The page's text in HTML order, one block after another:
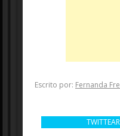
Escrito por: Fernanda
TWITTEAR